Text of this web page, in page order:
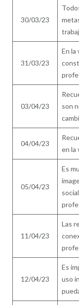
30/03/23
31/03/23
En la
03/04/23
son
04/04/23
en la
05/04/23
Es
11/04/23
Las
12/04/23
Es
uso